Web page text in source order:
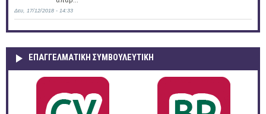
Δευ, 17/12/2018 - 14:33
ΕΠΑΓΓΕΛΜΑΤΙΚΉ ΣΥΜΒΟΥΛΕΥΤΙΚΉ